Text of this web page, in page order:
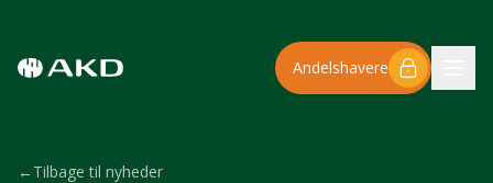
Andelshavere
←Tilbage til nyheder